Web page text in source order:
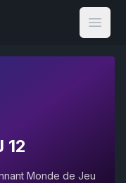
Open
12
Monde de Jeu